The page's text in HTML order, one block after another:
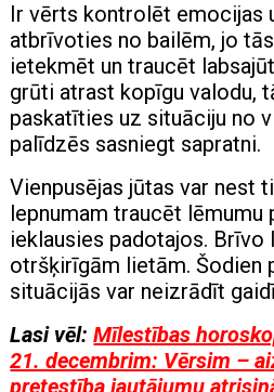
Ir vērts kontrolēt emocijas
atbrīvoties no bailēm, jo
ietekmēt un traucēt
grūti atrast kopīgu valodu,
paskatīties uz situāciju no
palīdzēs sasniegt sapratni.
Vienpusējas jūtas var nest
lepnumam traucēt lēmumu
ieklausies padotajos. Brīvo
otršķirīgām lietām. Šodien
situācijās var neizrādīt
Lasi vēl:Mīlestības
21. decembrim: Vērsim –
pretestība jautājumu